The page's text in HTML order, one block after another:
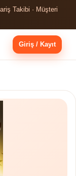
Takibi · Müşteri
Giriş / Kayıt